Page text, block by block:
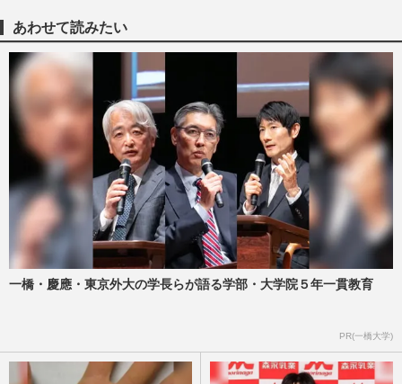
週刊女性2026年2月17日号
関西ジュニアの聖地・大阪松竹座“卒業
式”公演にSUPER EIGHT、永瀬廉、なに
わ…豪華すぎるメンツで争奪戦…
週刊女性PRIME 2026/1/11
【2026年】結婚しそうな芸能人カップル！
有村架純＆高橋海人他、ランキング発表
週刊女性2026年1月6日・13日号 2025/12/31
King & Prince永瀬廉『ヒルマイルド』起
2025/10/17
あわせて読みたい
一橋・慶應・東京外大の学長らが語る学部・大学院５年一貫教育
PR(一橋大学)